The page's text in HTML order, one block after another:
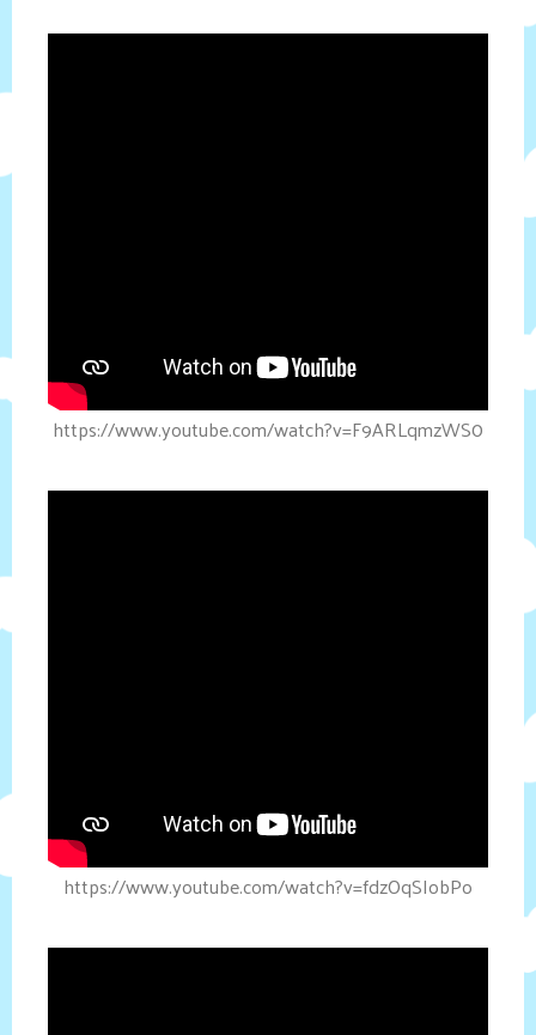
https://www.youtube.com/watch?v=F9ARLqmzWS0
https://www.youtube.com/watch?v=fdzOqSIobPo